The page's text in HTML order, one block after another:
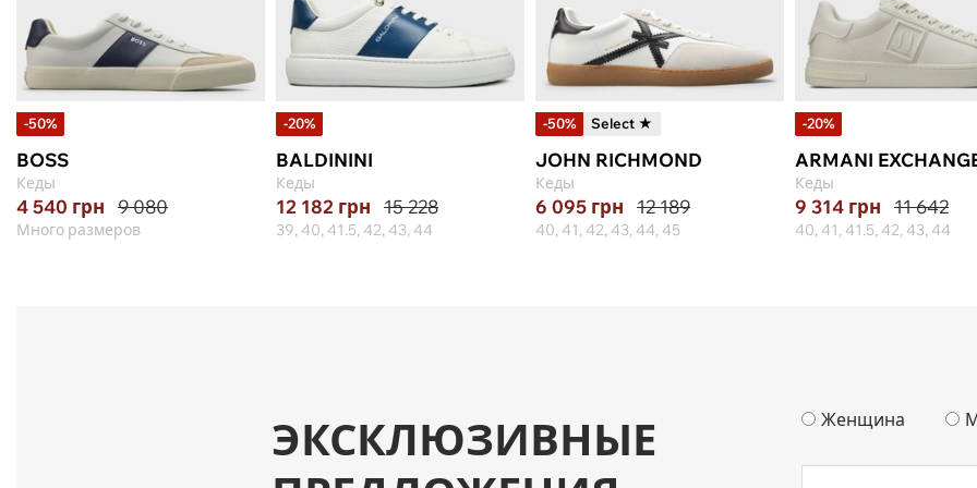
-50%
BOSS
Кеды
4 540 грн 9 080
Много размеров
-20%
BALDININI
Кеды
12 182 грн 15 228
39, 40, 41.5, 42, 43, 44
-50% Select ★
JOHN RICHMOND
Кеды
6 095 грн 12 189
40, 41, 42, 43, 44, 45
-20%
ARMANI
Кеды
9 314 грн 11 642
40, 41, 41.5, 42, 43, 44
ЭКСКЛЮЗИВНЫЕ
Женщина